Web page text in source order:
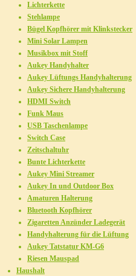
Lichterkette
Stehlampe
Bügel Kopfhörer mit Klinkstecker
Mini Solar Lampen
Musikbox mit Stoff
Aukey Handyhalter
Aukey Lüftungs Handyhalterung
Aukey Sichere Handyhalterung
HDMI Switch
Funk Maus
USB Taschenlampe
Switch Case
Zeitschaltuhr
Bunte Lichterkette
Aukey Mini Streamer
Aukey In und Outdoor Box
Amaturen Halterung
Bluetooth Kopfhörer
Zigaretten Anzünder Ladegerät
Handyhalterung für die Lüftung
Aukey Tatstatur KM-G6
Riesen Mauspad
Haushalt